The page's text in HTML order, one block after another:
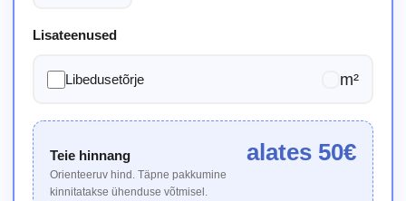
Lisateenused
Libedusetõrje m²
Teie hinnang
Orienteeruv hind. Täpne pakkumine
kinnitatakse ühenduse võtmisel.
alates 50€